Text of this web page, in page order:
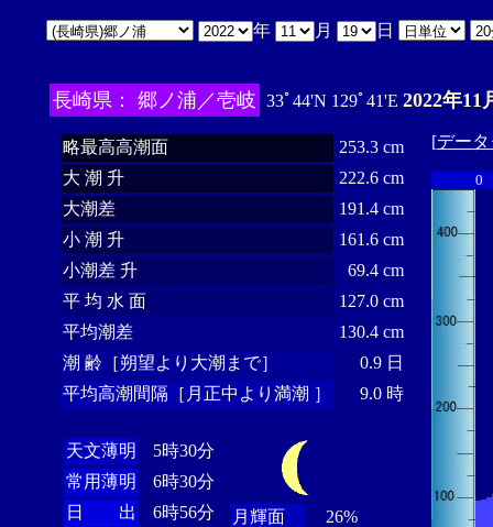
年 月 日
長崎県： 郷ノ浦／壱岐 33ﾟ44'N 129ﾟ41'E 2022年11
略最高高潮面
253.3 cm
大 潮 升
222.6 cm
大潮差
191.4 cm
小 潮 升
161.6 cm
小潮差 升
69.4 cm
平 均 水 面
127.0 cm
平均潮差
130.4 cm
潮 齢［朔望より大潮まで］
0.9 日
平均高潮間隔［月正中より満潮 ］
9.0 時
天文薄明
5時30分
常用薄明
6時30分
日 出
6時56分
月輝面
26%
[デー
0